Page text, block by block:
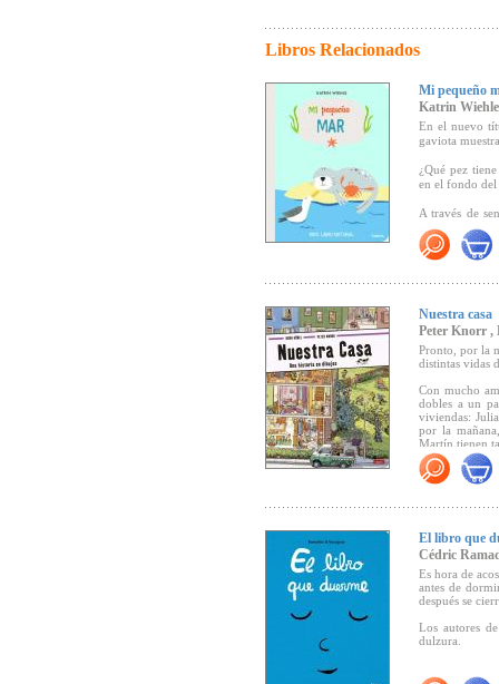
Libros Relacionados
Mi pequeño
Katrin Wiehle
En el nuevo
gaviota
¿Qué pez
en el fondo del
A través de
lugar habitado.
Katrin Wiehle,
ecológicas.
"Una
(Canal Lector).
Nuestra casa
Peter Knorr ,
Pronto, por la
distintas vidas
Con mucho
dobles a un
viviendas:
por la
Martín tienen
dúo con su
centro del
divertido,
El libro que
Cédric
Es hora de
antes de
después se
Los autores
dulzura.